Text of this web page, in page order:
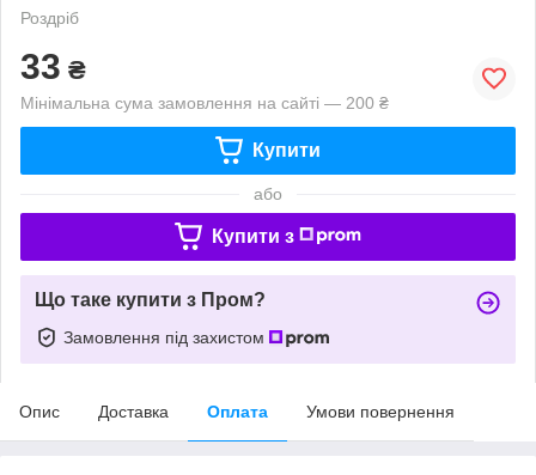
Роздріб
33 ₴
Мінімальна сума замовлення на сайті — 200 ₴
Купити
або
Купити з
Що таке купити з Пром?
Замовлення під захистом
Опис Доставка Оплата Умови повернення